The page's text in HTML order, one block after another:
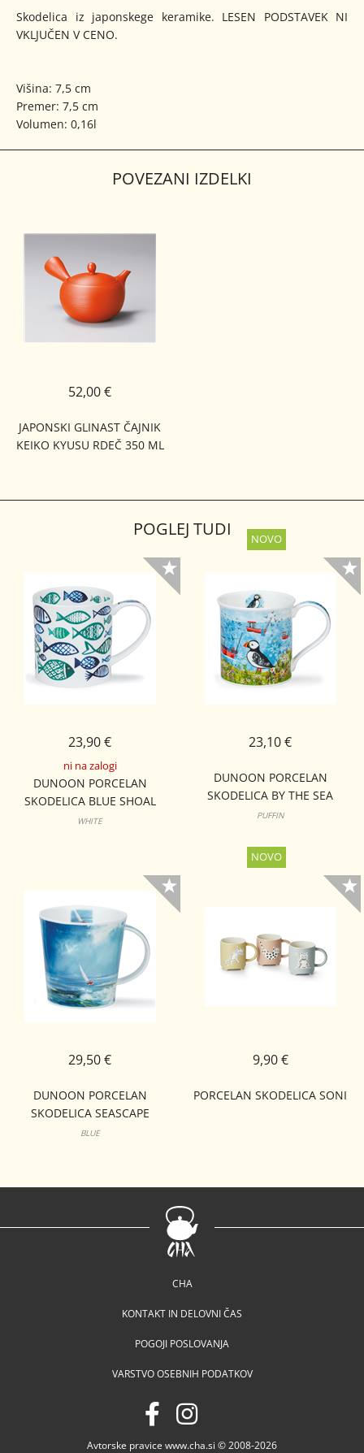
Skodelica iz japonskege keramike. LESEN PODSTAVEK NI
VKLJUČEN V CENO.
Višina: 7,5 cm
Premer: 7,5 cm
Volumen: 0,16l
POVEZANI IZDELKI
JAPONSKI GLINAST ČAJNIK
KEIKO KYUSU RDEČ 350 ML
52,00 €
POGLEJ TUDI
ni na zalogi
DUNOON PORCELAN
SKODELICA BLUE SHOAL
ORKNEY
WHITE
23,90 €
DUNOON PORCELAN
SKODELICA BY THE SEA
BUTE
PUFFIN
23,10 €
DUNOON PORCELAN
SKODELICA SEASCAPE
CAIRNGORM
BLUE
29,50 €
PORCELAN SKODELICA SONI
9,90 €
CHA
KONTAKT IN DELOVNI ČAS
POGOJI POSLOVANJA
VARSTVO OSEBNIH PODATKOV
Avtorske pravice www.cha.si © 2008-2026